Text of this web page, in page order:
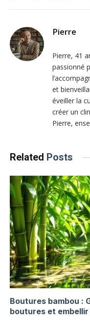
Pierre
Pierre, 41
passionné
et
éveiller la
créer un
Pierre,
Related Posts
Boutures bambou :
boutures et